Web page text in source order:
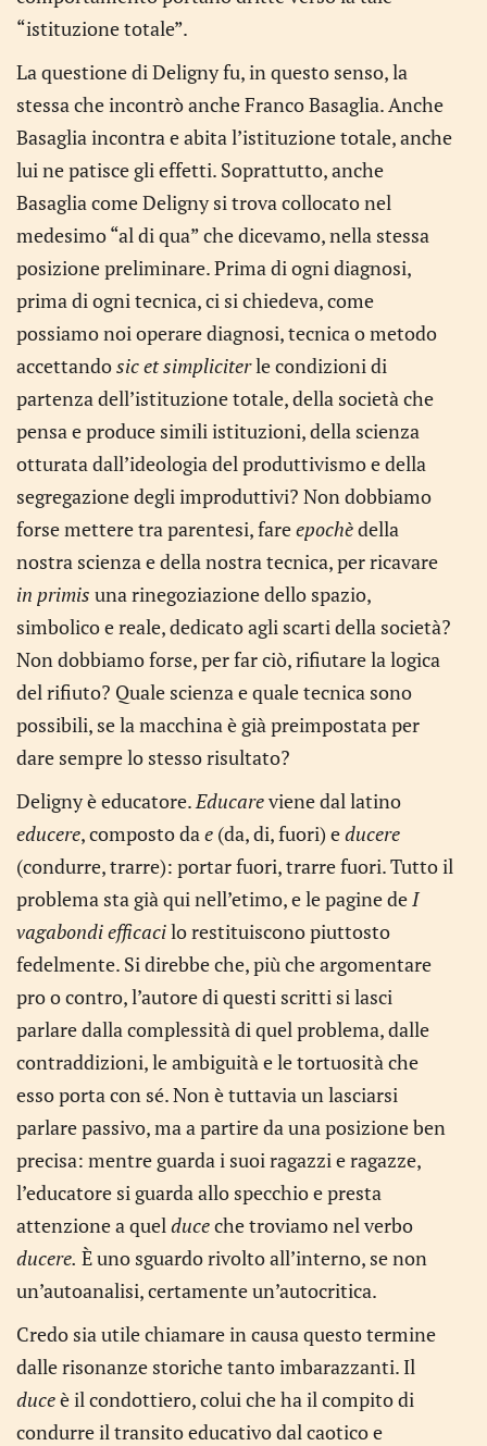
“istituzione totale”.
La questione di Deligny fu, in questo senso, la
stessa che incontrò anche Franco Basaglia. Anche
Basaglia incontra e abita l’istituzione totale, anche
lui ne patisce gli effetti. Soprattutto, anche
Basaglia come Deligny si trova collocato nel
medesimo “al di qua” che dicevamo, nella stessa
posizione preliminare. Prima di ogni diagnosi,
prima di ogni tecnica, ci si chiedeva, come
possiamo noi operare diagnosi, tecnica o metodo
accettandosic et simpliciterle condizioni di
partenza dell’istituzione totale, della società che
pensa e produce simili istituzioni, della scienza
otturata dall’ideologia del produttivismo e della
segregazione degli improduttivi? Non dobbiamo
forse mettere tra parentesi, fareepochèdella
nostra scienza e della nostra tecnica, per ricavare
in primis una rinegoziazione dello spazio,
simbolico e reale, dedicato agli scarti della società?
Non dobbiamo forse, per far ciò, rifiutare la logica
del rifiuto? Quale scienza e quale tecnica sono
possibili, se la macchina è già preimpostata per
dare sempre lo stesso risultato?
Deligny è educatore.Educareviene dal latino
educere, composto dae (da, di, fuori) educere
(condurre, trarre): portar fuori, trarre fuori. Tutto il
problema sta già qui nell’etimo, e le pagine deI
vagabondi efficacilo restituiscono piuttosto
fedelmente. Si direbbe che, più che argomentare
pro o contro, l’autore di questi scritti si lasci
parlare dalla complessità di quel problema, dalle
contraddizioni, le ambiguità e le tortuosità che
esso porta con sé. Non è tuttavia un lasciarsi
parlare passivo, ma a partire da una posizione ben
precisa: mentre guarda i suoi ragazzi e ragazze,
l’educatore si guarda allo specchio e presta
attenzione a quelduceche troviamo nel verbo
ducere. È uno sguardo rivolto all’interno, se non
un’autoanalisi, certamente un’autocritica.
Credo sia utile chiamare in causa questo termine
dalle risonanze storiche tanto imbarazzanti. Il
duceè il condottiero, colui che ha il compito di
condurre il transito educativo dal caotico e